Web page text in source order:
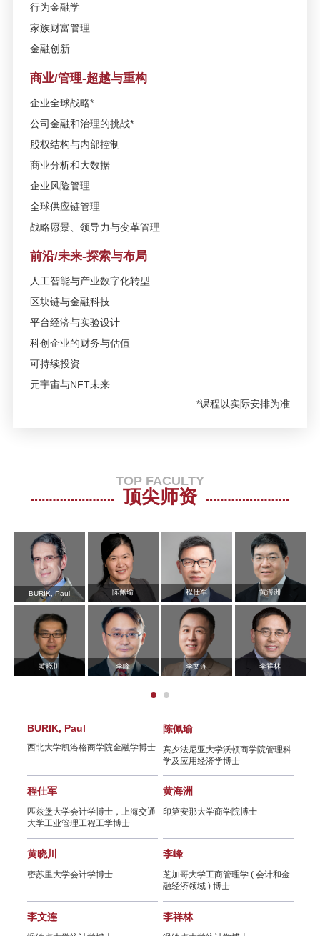
行为金融学
家族财富管理
金融创新
商业/管理-超越与重构
企业全球战略*
公司金融和治理的挑战*
股权结构与内部控制
商业分析和大数据
企业风险管理
全球供应链管理
战略愿景、领导力与变革管理
前沿/未来-探索与布局
人工智能与产业数字化转型
区块链与金融科技
平台经济与实验设计
科创企业的财务与估值
可持续投资
元宇宙与NFT未来
*课程以实际安排为准
TOP FACULTY
顶尖师资
BURIK, Paul 陈佩瑜 程仕军 黄海洲
黄晓川 李峰 李文连 李祥林
BURIK, Paul
西北大学凯洛格商学院金融学博士
陈佩瑜
宾夕法尼亚大学沃顿商学院管理科
学及应用经济学博士
程仕军
匹兹堡大学会计学博士，上海交通
大学工业管理工程工学博士
黄海洲
印第安那大学商学院博士
黄晓川
密苏里大学会计学博士
李峰
芝加哥大学工商管理学 ( 会计和金
融经济领域 ) 博士
李文连 李祥林
—3月9日/上海
SAIF高层管理教育公开课——世界
是结构化的-谈AI的投资逻辑—1月
24日/上海
活动报名 | 文化金融问道系列—走
进星空卫视—12月9日/上海
SAIF金融E沙龙年度巨献-深化供给
日/上海
10月10日 | SAIF金融EMBA/高层管
理教育EE 2018重点课程招生说明
会
SAIF金融E沙龙-国际贸易新格局与
全球投资新机遇—9月15日/北京
9月4日 | SAIF金融EMBA/EE/DBA
招生说明会暨备战EMBA联考指导
活动报名 | 知识创造力量，李若谷
先生闭门分享会
SAIF学术支持秦朔朋友圈首场金融
沙龙—8月8日/上海
SAIF金融E沙龙—光大证券全球首
席经济学家彭文生分享《渐行渐近
SAIF金融EMBA/EE/DBA招生说明
会暨备战2019 EMBA管理类联考指
导讲座
活动邀请 | SAIF文化创意产业领军
人才课程发布会暨文创产业与投资
论坛（6月23日/上海）
SAIF EMBA/EE/DBA 招生说明会